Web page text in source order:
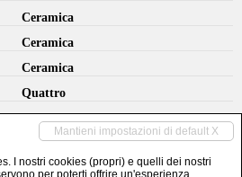
Ceramica
Ceramica
Ceramica
Quattro
Porta Blindata
Mantieni impostazioni di default X
I nostri cookies (propri) e quelli dei nostri
per poterti offrire un'esperienza